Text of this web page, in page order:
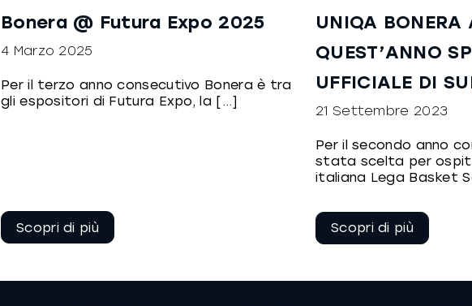
Bonera @ Futura Expo 2025
4 Marzo 2025
Per il terzo anno consecutivo Bonera è tra
gli espositori di Futura Expo, la [...]
Continua a
leggere
UNIQA BONERA
QUEST’ANNO
UFFICIALE DI
21 Settembre 2023
Per il secondo anno
stata scelta per
italiana Lega Basket
Continua a
leggere